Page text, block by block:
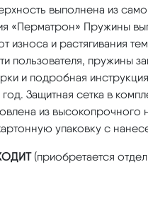
выполнена из
«Перматрон» Пружины
и растягивания
пользователя, пружины
и подробная
Защитная сетка в
из
упаковку с
(приобретается